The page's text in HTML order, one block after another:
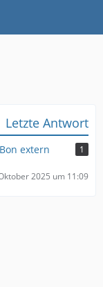
Letzte Antwort
extern
1
2025 um 11:09